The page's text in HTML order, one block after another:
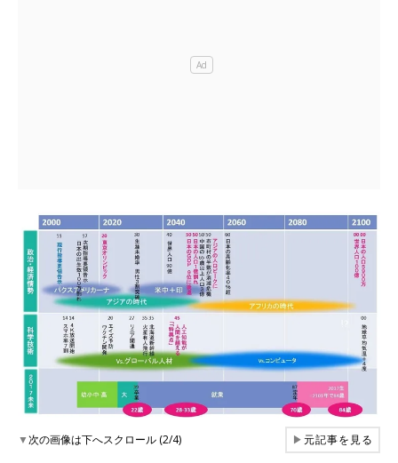
▼次の画像は下へスクロール (2/4) ▶元記事を見る